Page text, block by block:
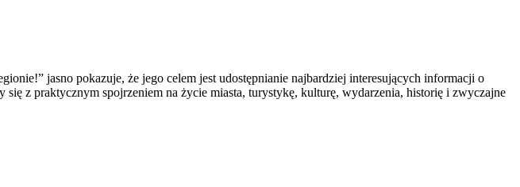
jasno pokazuje, że jego celem jest udostępnianie najbardziej interesujących informacji o
z praktycznym spojrzeniem na życie miasta, turystykę, kulturę, wydarzenia, historię i zwyczajne